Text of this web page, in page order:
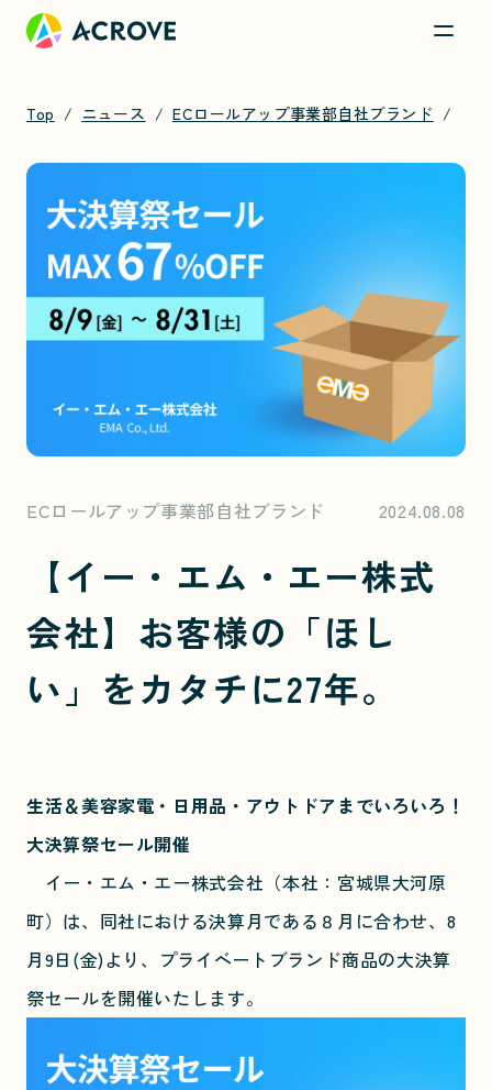
Top ニュース ECロールアップ事業部自社ブランド
ECロールアップ事業部自社ブランド 2024.08.08
【イー・エム・エー株式
会社】お客様の「ほし
い」をカタチに27年。
生活＆美容家電・日用品・アウトドアまでいろいろ！
大決算祭セール開催
イー・エム・エー株式会社（本社：宮城県大河原
町）は、同社における決算月である８月に合わせ、8
月9日(金)より、プライベートブランド商品の大決算
祭セールを開催いたします。